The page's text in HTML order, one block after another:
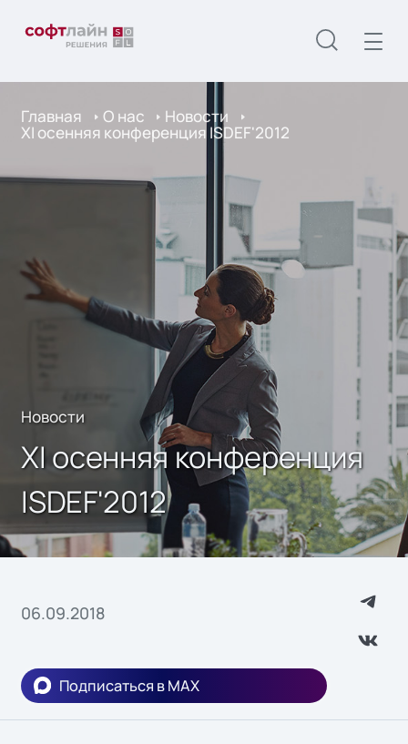
Главная О нас Новости
XI осенняя конференция ISDEF'2012
Новости
XI осенняя конференция
ISDEF'2012
06.09.2018
Подписаться в MAX